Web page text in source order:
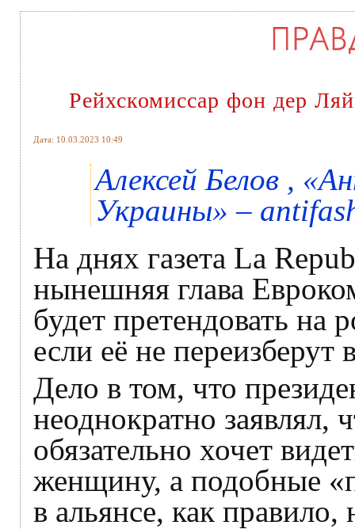
Рейхскомиссар фон дер
Дата: 10.03.2023 10:49
Алексей Белов ,
Украины» –
На днях газета La
нынешняя глава
будет претендовать на
если её не
Дело в том, что
неоднократно заявлял,
обязательно хочет
женщину, а подобные
в альянсе, как